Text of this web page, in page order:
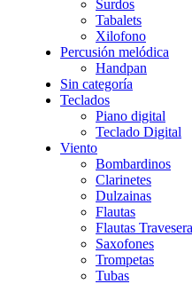
Surdos
Tabalets
Xilofono
Percusión melódica
Handpan
Sin categoría
Teclados
Piano digital
Teclado Digital
Viento
Bombardinos
Clarinetes
Dulzainas
Flautas
Flautas
Saxofones
Trompetas
Tubas